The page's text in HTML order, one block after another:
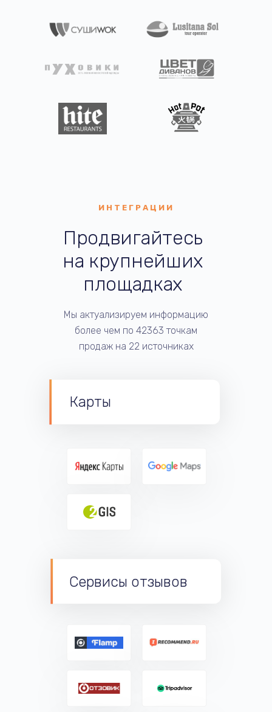
Продвигайтесь
на крупнейших
площадках
ИНТЕГРАЦИИ
Карты
Сервисы отзывов
Мы актуализируем информацию
более чем по 42363 точкам
продаж на 22 источниках